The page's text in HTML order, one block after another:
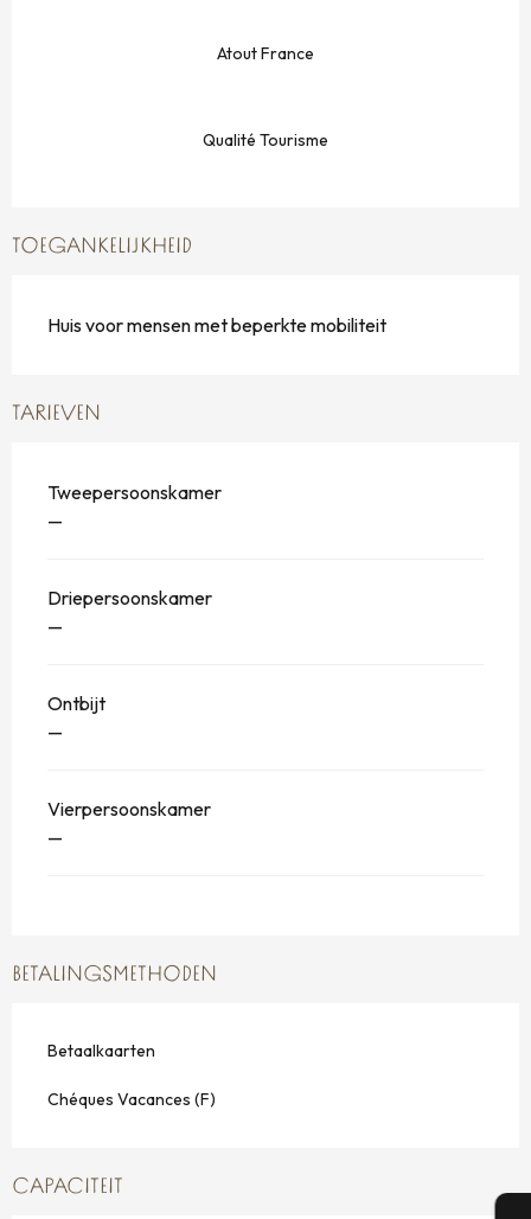
Atout France
Qualité Tourisme
TOEGANKELIJKHEID
Huis voor mensen met beperkte mobiliteit
TARIEVEN
Tweepersoonskamer
—
Driepersoonskamer
—
Ontbijt
—
Vierpersoonskamer
—
BETALINGSMETHODEN
Betaalkaarten
Chéques Vacances (F)
CAPACITEIT